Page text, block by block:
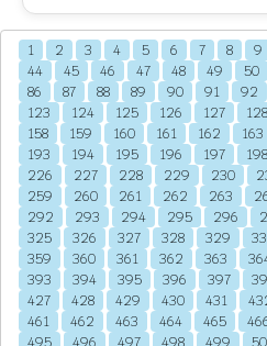
1 2 3 4 5 6 7 8 9
44
45 46 47 48 49 50
86
87 88 89 90 91 92
123
124 125 126 127 128
158
159 160 161 162 163
193
194 195 196 197 198
226
227 228 229 230
259
260 261 262 263
292
293 294 295 296
325
326 327 328 329
359
360 361 362 363
393
394 395 396 397
427
428 429 430 431
461
462 463 464 465